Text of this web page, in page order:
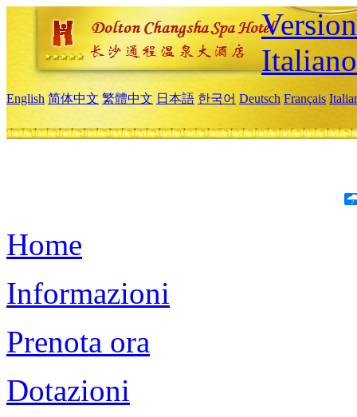
Italiano
English 简体中文 繁體中文 日本語 한국어 Deutsch Français
Home
Informazioni
Prenota ora
Dotazioni